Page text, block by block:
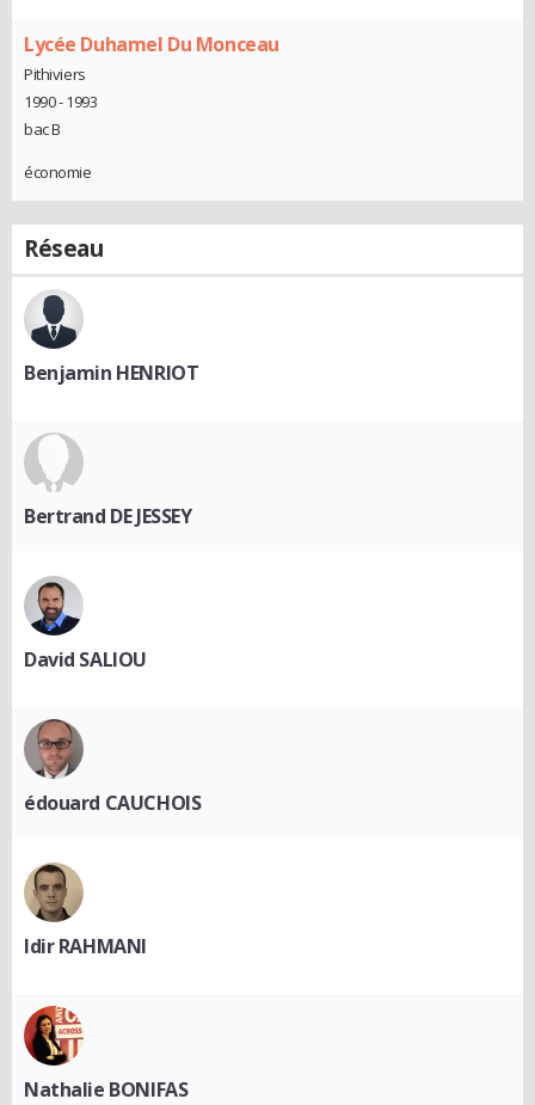
Lycée Duhamel Du Monceau
Pithiviers
1990 - 1993
bac B
économie
Réseau
Benjamin HENRIOT
Bertrand DE JESSEY
David SALIOU
édouard CAUCHOIS
Idir RAHMANI
Nathalie BONIFAS